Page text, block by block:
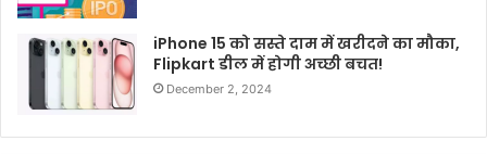
iPhone 15 को सस्ते दाम में खरीदने का मौका,
Flipkart डील में होगी अच्छी बचत!
December 2, 2024